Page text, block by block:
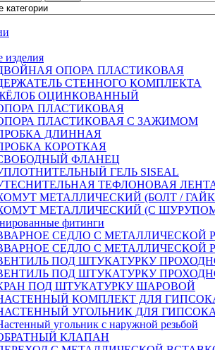
изделия
ОПОРА ПЛАСТИКОВАЯ
СТЕННОГО КОМПЛЕКТА
ОЦИНКОВАННЫЙ
ПЛАСТИКОВАЯ
ПЛАСТИКОВАЯ С ЗАЖИМОМ
ДЛИННАЯ
КОРОТКАЯ
ФЛАНЕЦ
ГЕЛЬ SISEAL
ТЕФЛОНОВАЯ
МЕТАЛЛИЧЕСКИЙ (БОЛТ /
МЕТАЛЛИЧЕСКИЙ (С
фитинги
СЕДЛО С МЕТАЛЛИЧЕСКОЙ
СЕДЛО С МЕТАЛЛИЧЕСКОЙ
ПОД ШТУКАТУРКУ
ПОД ШТУКАТУРКУ
ПОД ШТУКАТУРКУ ШАРОВОЙ
КОМПЛЕКТ ДЛЯ
УГОЛЬНИК ДЛЯ
угольник с наружной резьбой
КЛАПАН